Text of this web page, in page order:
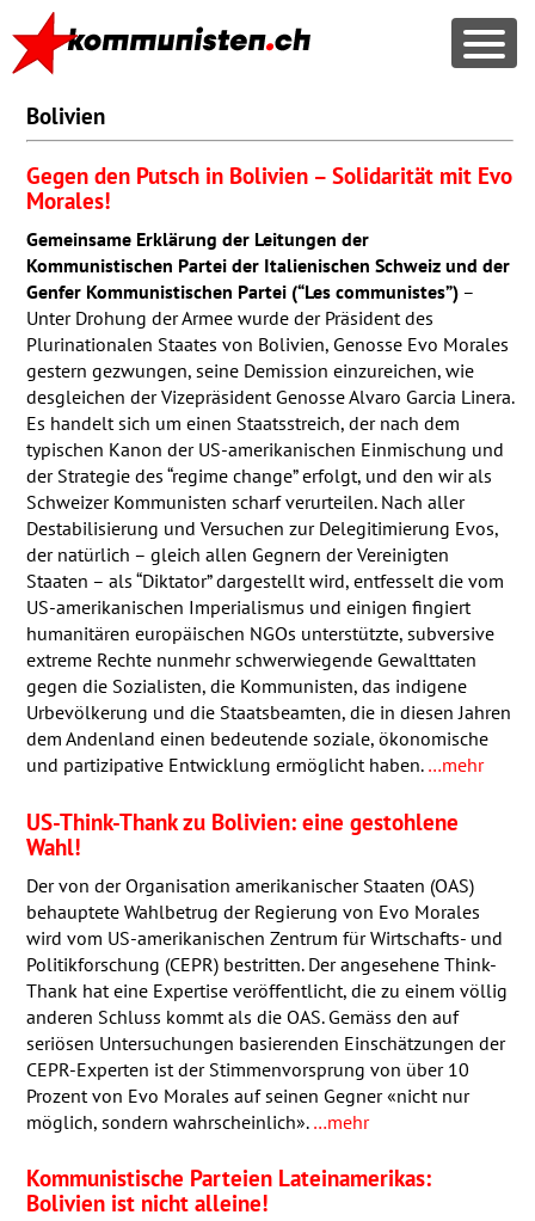
Bolivien
Gegen den Putsch in Bolivien – Solidarität mit Evo
Morales!
Gemeinsame Erklärung der Leitungen der
Kommunistischen Partei der Italienischen Schweiz und der
Genfer Kommunistischen Partei (“Les communistes”)–
Unter Drohung der Armee wurde der Präsident des
Plurinationalen Staates von Bolivien, Genosse Evo Morales
gestern gezwungen, seine Demission einzureichen, wie
desgleichen der Vizepräsident Genosse Alvaro Garcia Linera.
Es handelt sich um einen Staatsstreich, der nach dem
typischen Kanon der US-amerikanischen Einmischung und
der Strategie des “regime change” erfolgt, und den wir als
Schweizer Kommunisten scharf verurteilen. Nach aller
Destabilisierung und Versuchen zur Delegitimierung Evos,
der natürlich – gleich allen Gegnern der Vereinigten
Staaten – als “Diktator” dargestellt wird, entfesselt die vom
US-amerikanischen Imperialismus und einigen fingiert
humanitären europäischen NGOs unterstützte, subversive
extreme Rechte nunmehr schwerwiegende Gewalttaten
gegen die Sozialisten, die Kommunisten, das indigene
Urbevölkerung und die Staatsbeamten, die in diesen Jahren
dem Andenland einen bedeutende soziale, ökonomische
und partizipative Entwicklung ermöglicht haben. …mehr
US-Think-Thank zu Bolivien: eine gestohlene
Wahl!
Der von der Organisation amerikanischer Staaten (OAS)
behauptete Wahlbetrug der Regierung von Evo Morales
wird vom US-amerikanischen Zentrum für Wirtschafts- und
Politikforschung (CEPR) bestritten. Der angesehene Think-
Thank hat eine Expertise veröffentlicht, die zu einem völlig
anderen Schluss kommt als die OAS. Gemäss den auf
seriösen Untersuchungen basierenden Einschätzungen der
CEPR-Experten ist der Stimmenvorsprung von über 10
Prozent von Evo Morales auf seinen Gegner «nicht nur
möglich, sondern wahrscheinlich». …mehr
Kommunistische Parteien Lateinamerikas:
Bolivien ist nicht alleine!